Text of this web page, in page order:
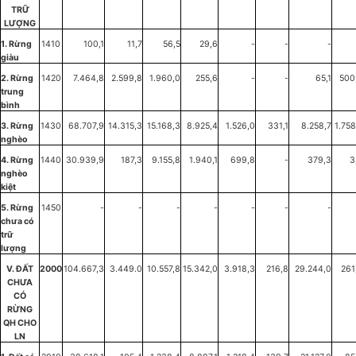
TRỮ
LƯỢNG
1. Rừng
giàu
1410 100,1 11,7 56,5 29,6 - - -
2. Rừng
trung
bình
1420 7.464,8 2.599,8 1.960,0 255,6 - - 65,1
3. Rừng
nghèo
1430 68.707,9 14.315,3 15.168,3 8.925,4 1.526,0 331,1 8.258,7
4. Rừng
nghèo
kiệt
1440 30.939,9 187,3 9.155,8 1.940,1 699,8 - 379,3
5. Rừng
chưa có
trữ
lượng
1450 - - - - - - -
V. ĐẤT
CHƯA
CÓ
RỪNG
QH CHO
LN
2000104.667,3 3.449.0 10.557,8 15.342,0 3.918,3 216,8 29.244,0